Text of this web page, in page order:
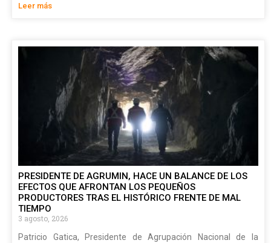
Leer más
PRESIDENTE DE AGRUMIN, HACE UN BALANCE DE LOS
EFECTOS QUE AFRONTAN LOS PEQUEÑOS
PRODUCTORES TRAS EL HISTÓRICO FRENTE DE MAL
TIEMPO
3 agosto, 2026
Patricio Gatica, Presidente de Agrupación Nacional de la